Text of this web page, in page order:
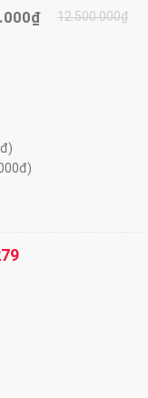
12.500.000₫